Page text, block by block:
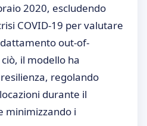
2020, escludendo
COVID-19 per valutare
out-of-
il modello ha
regolando
durante il
minimizzando i